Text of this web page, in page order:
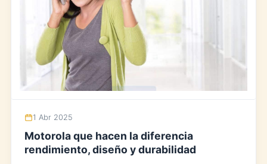
1 Abr 2025
Motorola que hacen la diferencia
rendimiento, diseño y durabilidad